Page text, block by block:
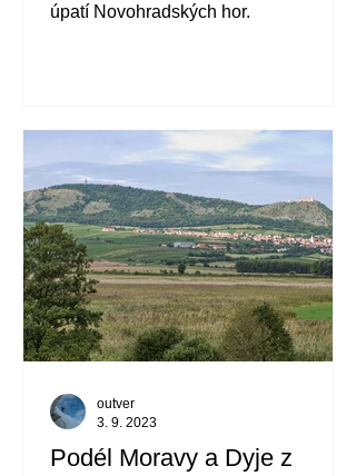
úpatí Novohradských hor.
Podél Moravy a Dyje z
outver
3. 9. 2023